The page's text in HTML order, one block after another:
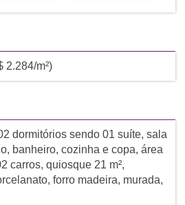
2.284/m²)
dormitórios sendo 01 suíte, sala
banheiro, cozinha e copa, área
carros, quiosque 21 m²,
forro madeira, murada,